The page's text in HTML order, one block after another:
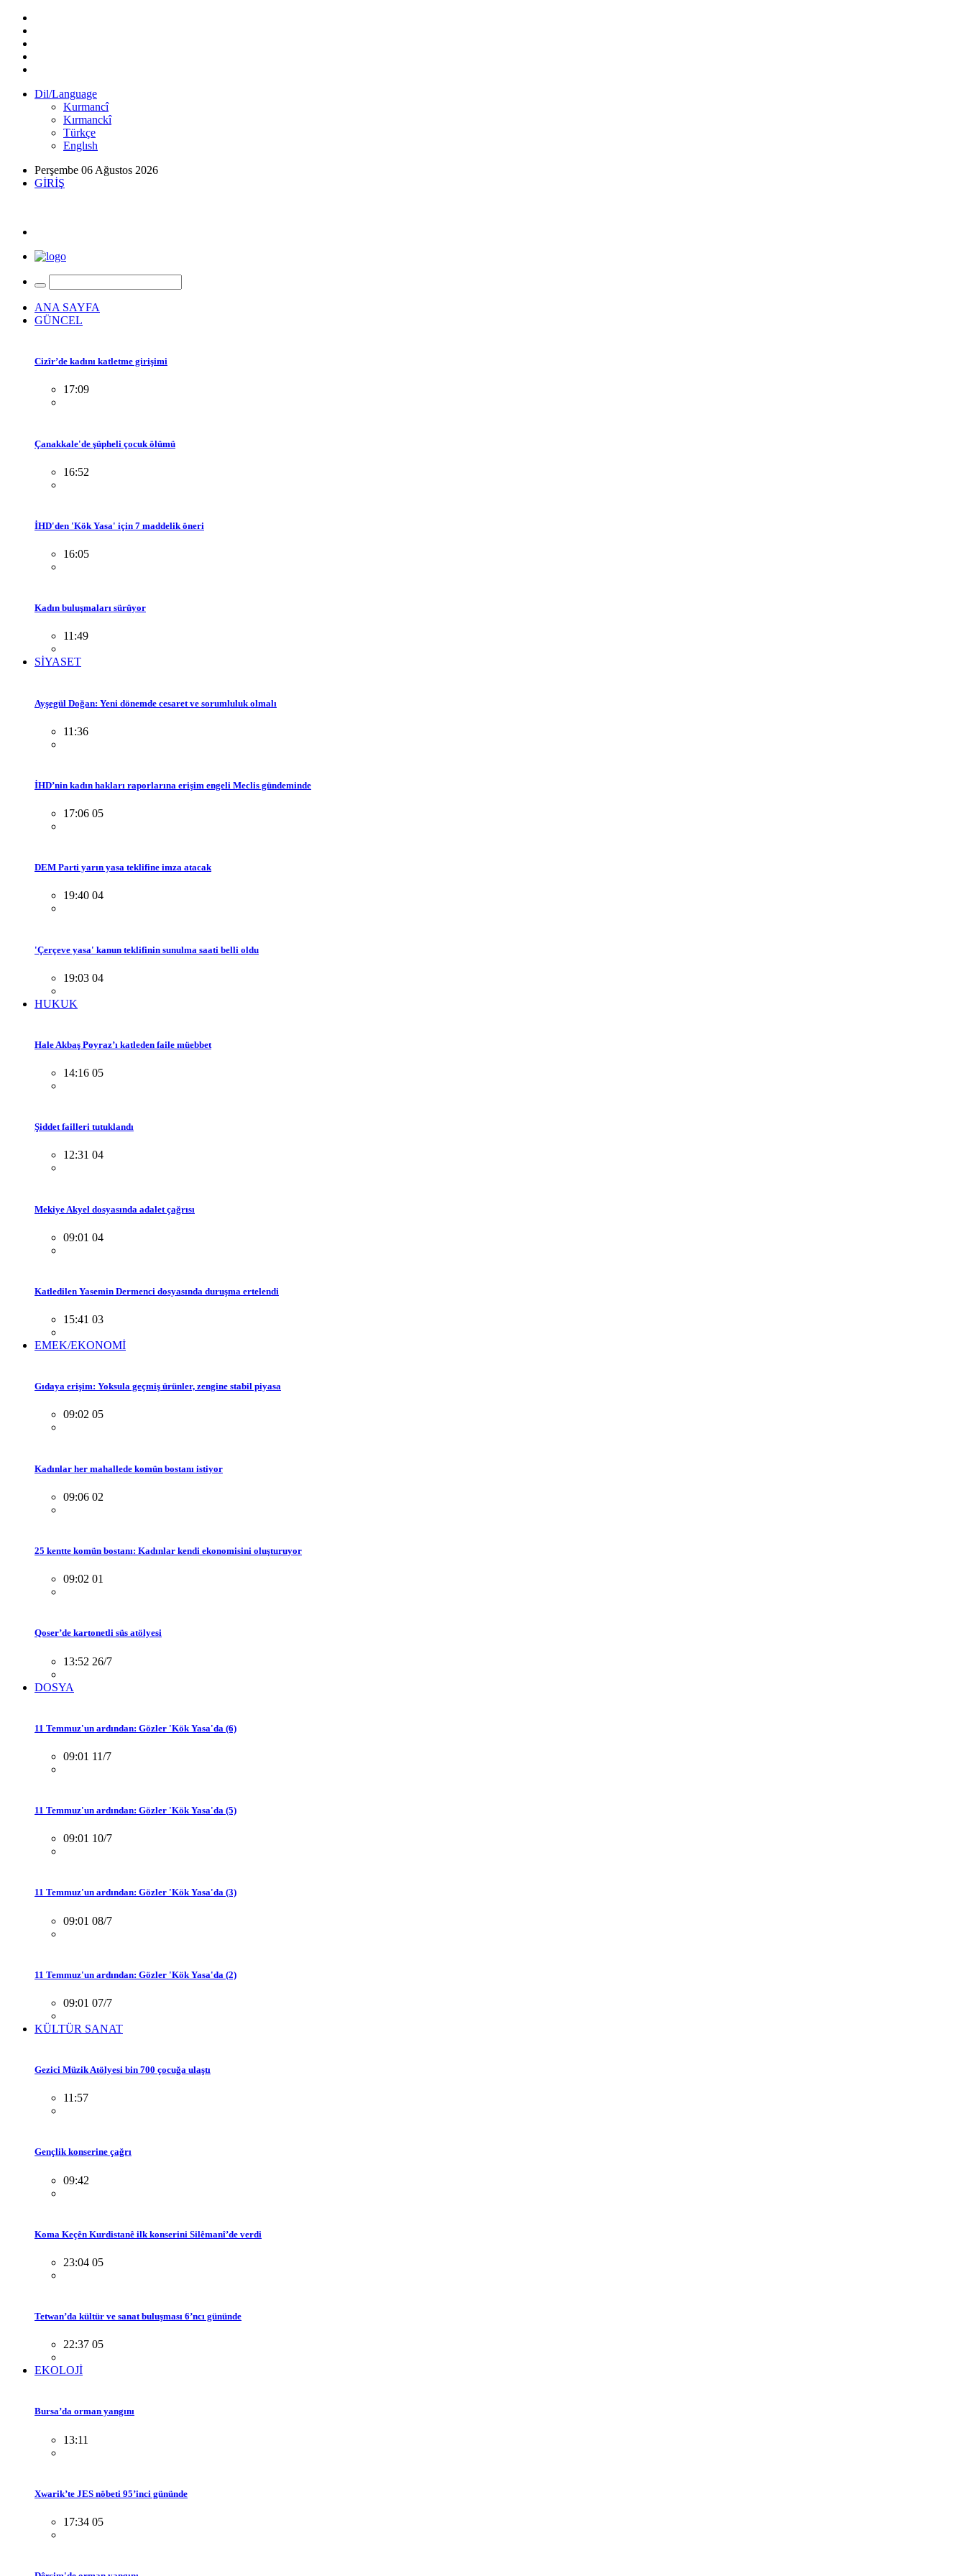
Dil/Language
Kurmancî
Kırmanckî
Türkçe
Englısh
Perşembe 06 Ağustos 2026
GİRİŞ
ANA SAYFA
GÜNCEL
Cizîr’de kadını katletme girişimi
17:09
Çanakkale'de şüpheli çocuk ölümü
16:52
İHD'den 'Kök Yasa' için 7 maddelik öneri
16:05
Kadın buluşmaları sürüyor
11:49
SİYASET
Ayşegül Doğan: Yeni dönemde cesaret ve sorumluluk olmalı
11:36
İHD’nin kadın hakları raporlarına erişim engeli Meclis gündeminde
17:06 05
DEM Parti yarın yasa teklifine imza atacak
19:40 04
'Çerçeve yasa' kanun teklifinin sunulma saati belli oldu
19:03 04
HUKUK
Hale Akbaş Poyraz’ı katleden faile müebbet
14:16 05
Şiddet failleri tutuklandı
12:31 04
Mekiye Akyel dosyasında adalet çağrısı
09:01 04
Katledilen Yasemin Dermenci dosyasında duruşma ertelendi
15:41 03
EMEK/EKONOMİ
Gıdaya erişim: Yoksula geçmiş ürünler, zengine stabil piyasa
09:02 05
Kadınlar her mahallede komün bostanı istiyor
09:06 02
25 kentte komün bostanı: Kadınlar kendi ekonomisini oluşturuyor
09:02 01
Qoser’de kartonetli süs atölyesi
13:52 26/7
DOSYA
11 Temmuz'un ardından: Gözler 'Kök Yasa'da (6)
09:01 11/7
11 Temmuz'un ardından: Gözler 'Kök Yasa'da (5)
09:01 10/7
11 Temmuz'un ardından: Gözler 'Kök Yasa'da (3)
09:01 08/7
11 Temmuz'un ardından: Gözler 'Kök Yasa'da (2)
09:01 07/7
KÜLTÜR SANAT
Gezici Müzik Atölyesi bin 700 çocuğa ulaştı
11:57
Gençlik konserine çağrı
09:42
Koma Keçên Kurdistanê ilk konserini Silêmanî’de verdi
23:04 05
Tetwan’da kültür ve sanat buluşması 6’ncı gününde
22:37 05
EKOLOJİ
Bursa’da orman yangını
13:11
Xwarik’te JES nöbeti 95’inci gününde
17:34 05